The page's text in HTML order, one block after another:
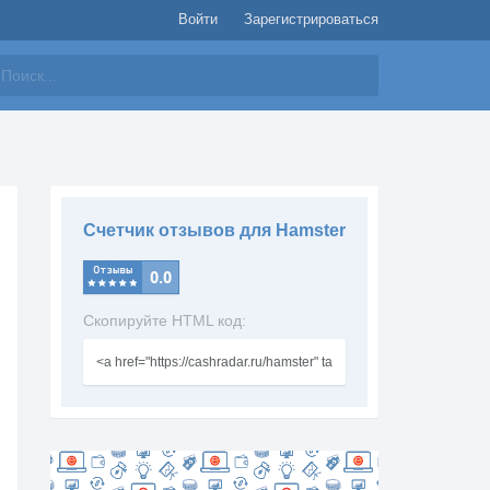
Войти Зарегистрироваться
Счетчик отзывов для Hamster
Скопируйте HTML код: